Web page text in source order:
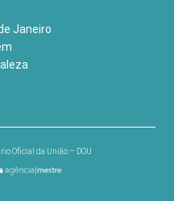
Janeiro
Oficial da União – DOU